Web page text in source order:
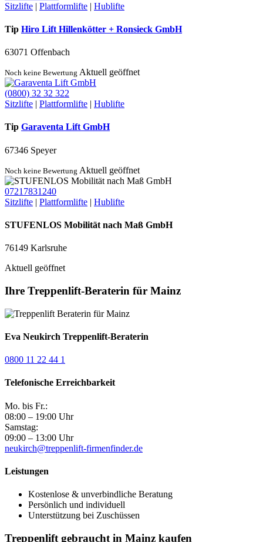
Sitzlifte | Plattformlifte | Hublifte
Tip Hiro Lift Hillenkötter + Ronsieck GmbH
63071 Offenbach
Noch keine Bewertung Aktuell geöffnet
(0800) 32 32 322
Sitzlifte | Plattformlifte | Hublifte
Tip Garaventa Lift GmbH
67346 Speyer
Noch keine Bewertung Aktuell geöffnet
07217831240
Sitzlifte | Plattformlifte | Hublifte
STUFENLOS Mobilität nach Maß GmbH
76149 Karlsruhe
Aktuell geöffnet
Ihre Treppenlift-Beraterin für Mainz
Eva Neukirch Treppenlift-Beraterin
0800 11 22 44 1
Telefonische Erreichbarkeit
Mo. bis Fr.:
08:00 – 19:00 Uhr
Samstag:
09:00 – 13:00 Uhr
neukirch@treppenlift-firmenfinder.de
Leistungen
Kostenlose & unverbindliche Beratung
Persönlich und individuell
Unterstützung bei Zuschüssen
Treppenlift gebraucht in Mainz kaufen